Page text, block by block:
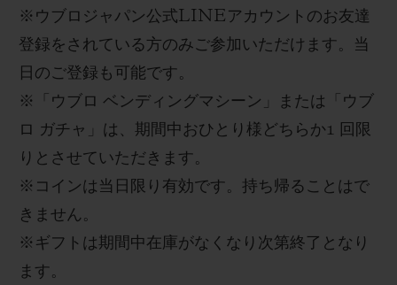
※ ウブロジャパン公式LINE アカウントのお友達
登録をされている方のみご参加いただけます。当
日のご登録も可能です。
※
「ウブロ ベンディングマシーン」または「ウブ
ロ ガチャ」 は、期間中おひとり様どちらか1 回限
りとさせていただきます。
※ コインは当日限り有効です。持ち帰ることはで
きません。
※ ギフト は期間中在庫がなくなり次第終了となり
ます。